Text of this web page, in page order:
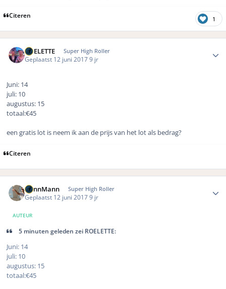
Citeren 1
ROELETTE Super High Roller
Geplaatst 12 juni 20179 jr
Juni: 14
juli: 10
augustus: 15
totaal:€45
een gratis lot is neem ik aan de prijs van het lot als bedrag?
Citeren
DennMann Super High Roller
Geplaatst 12 juni 20179 jr
AUTEUR
5 minuten geleden zei ROELETTE:
Juni: 14
juli: 10
augustus: 15
totaal:€45